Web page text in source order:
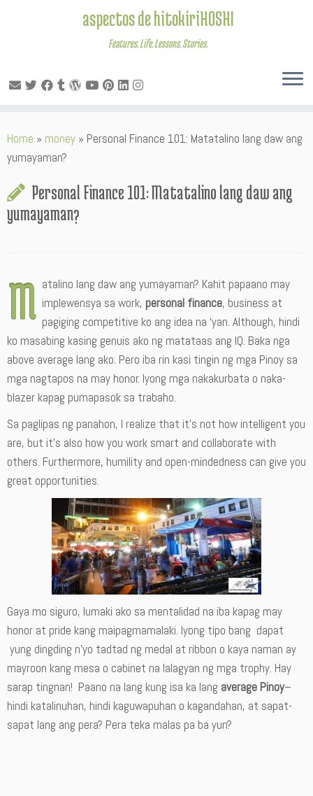
to
content
aspectos de hitokiriHOSHI
Features. Life. Lessons. Stories.
Home » money » Personal Finance 101: Matatalino lang daw ang
yumayaman?
Personal Finance 101: Matatalino lang daw ang
yumayaman?
M atalino lang daw ang yumayaman? Kahit papaano may
implewensya sa work, personal finance, business at
pagiging competitive ko ang idea na ‘yan. Although, hindi
ko masabing kasing genuis ako ng matataas ang IQ. Baka nga
above average lang ako. Pero iba rin kasi tingin ng mga Pinoy sa
mga nagtapos na may honor. Iyong mga nakakurbata o naka-
blazer kapag pumapasok sa trabaho.
Sa paglipas ng panahon, I realize that it’s not how intelligent you
are, but it’s also how you work smart and collaborate with
others. Furthermore, humility and open-mindedness can give you
great opportunities.
Gaya mo siguro, lumaki ako sa mentalidad na iba kapag may
honor at pride kang maipagmamalaki. Iyong tipo bang dapat
yung dingding n’yo tadtad ng medal at ribbon o kaya naman ay
mayroon kang mesa o cabinet na lalagyan ng mga trophy. Hay
sarap tingnan! Paano na lang kung isa ka lang average Pinoy–
hindi katalinuhan, hindi kaguwapuhan o kagandahan, at sapat-
sapat lang ang pera? Pera teka malas pa ba yun?